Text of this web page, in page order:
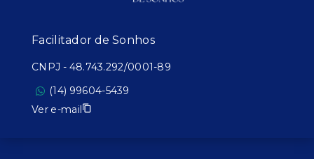
Facilitador de Sonhos
CNPJ - 48.743.292/0001-89
(14) 99604-5439
Ver e-mail